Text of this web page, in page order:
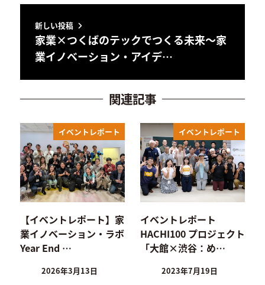
新しい投稿
家業×つくばのテックでつくる未来～家
業イノベーション・アイデ…
関連記事
イベントレポート
【イベントレポート】家
業イノベーション・ラボ
Year End …
2026年3月13日
イベントレポート
イベントレポート
HACHI100 プロジェクト
「大館×渋谷：め…
2023年7月19日